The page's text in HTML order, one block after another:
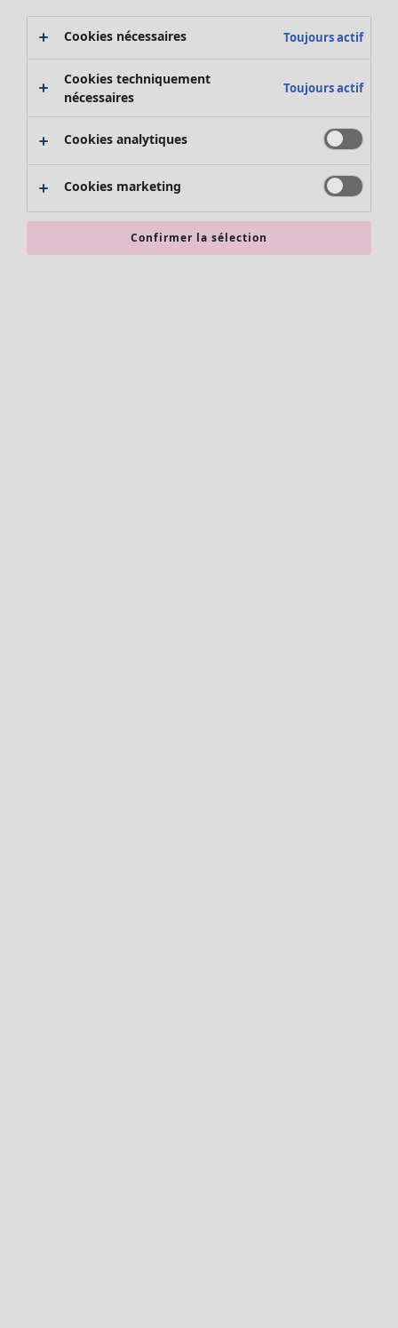
Promos SOLDES
Les promos de Gudrun Sjödén
Nouvel arrivage
Bonnes affaires en soldes - jusqu'à -70
Cookies nécessaires Toujours actif
Cookies techniquement
nécessaires
Toujours actif
Cookies analytiques
Cookies marketing
Confirmer la sélection